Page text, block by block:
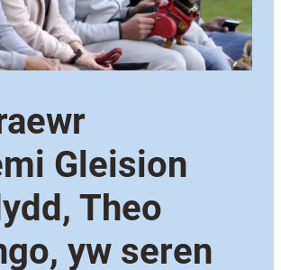
Gleision
Theo
yw seren